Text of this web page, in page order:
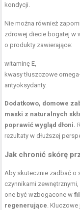
kondycji.
Nie można również
zdrowej diecie bogatej w
o produkty zawierające:
witaminę E,
kwasy tłuszczowe
antyoksydanty.
Dodatkowo, domowe
maski z naturalnych
poprawić wygląd dłoni.
rezultaty w dłuższej
Jak chronić skórę
Aby skutecznie zadbać o
czynnikami
one być wzbogacone w
regenerujące. Kluczowe